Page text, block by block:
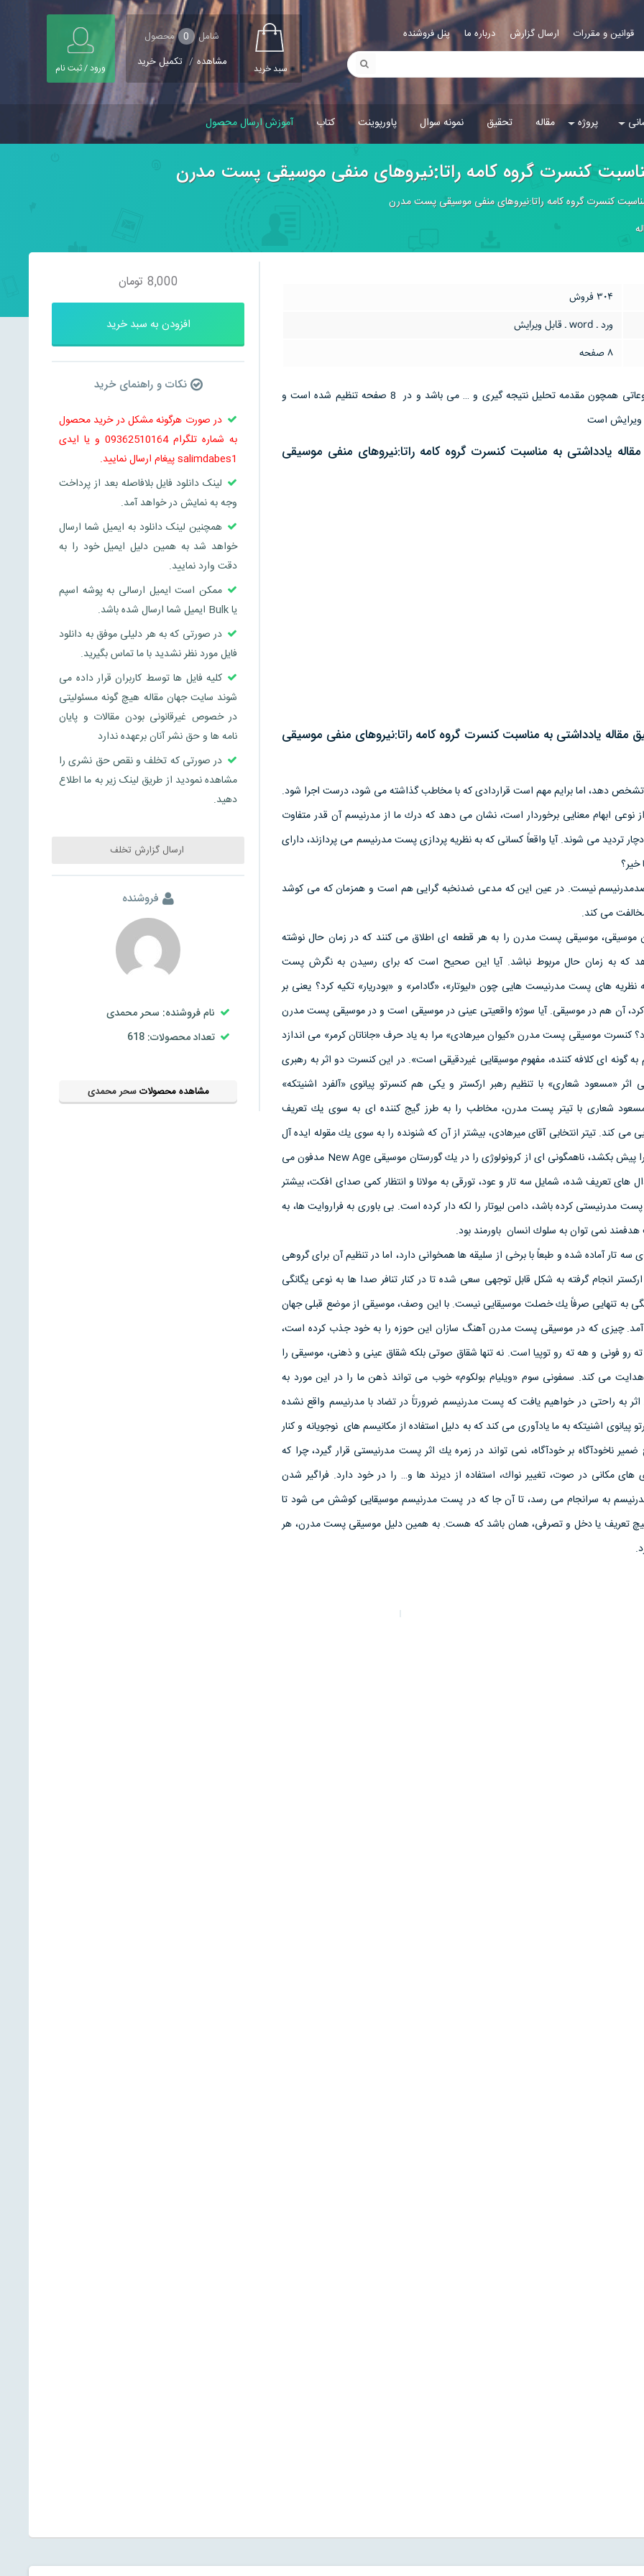
قوانین و مقررات ارسال گزارش درباره ما پنل فروشنده
سبد خرید
شامل 0 محصول
مشاهده / تکمیل خرید ورود / ثبت نام
پروژه مقاله تحقیق نمونه سوال پاورپوینت کتاب آموزش ارسال محصول
كنسرت گروه كامه راتا:نيروهاى منفى موسيقى پست مدرن
كنسرت گروه كامه راتا:نيروهاى منفى موسيقى پست مدرن
304 فروش
ورد ـ word ـ قابل ویرایش
8 صفحه
این تحقیق مقاله دارای موضوعاتی همچون مقدمه تحلیل نتیجه گیری و … می باشد و در 8 صفحه تنظیم شده است و
يادداشتى به مناسبت كنسرت گروه كامه راتا:نيروهاى منفى موسيقى
يادداشتى به مناسبت كنسرت گروه كامه راتا:نيروهاى منفى موسيقى
تشخص دهد، اما برايم مهم است قراردادى كه با مخاطب گذاشته مى شود، درست اجرا شود.
نوعى ابهام معنايى برخوردار است، نشان مى دهد كه درك ما از مدرنيسم آن قدر متفاوت
ترديد مى شوند. آيا واقعاً كسانى كه به نظريه پردازى پست مدرنيسم مى پردازند، داراى
نيست. در عين اين كه مدعى ضدنخبه گرايى هم است و همزمان كه مى كوشد
مخالفت مى كند.
موسيقى، موسيقى پست مدرن را به هر قطعه اى اطلاق مى كنند كه در زمان حال نوشته
كه به زمان حال مربوط نباشد. آيا اين صحيح است كه براى رسيدن به نگرش پست
هاى پست مدرنيست هايى چون «ليوتار»، «گادامر» و «بودريار» تكيه كرد؟ يعنى بر
كرد، آن هم در موسيقى. آيا سوژه واقعيتى عينى در موسيقى است و در موسيقى پست مدرن
كنسرت موسيقى پست مدرن «كيوان ميرهادى» مرا به ياد حرف «جاناتان كرمر» مى اندازد
گونه اى كلافه كننده، مفهوم موسيقايى غيردقيقى است». در اين كنسرت دو اثر به رهبرى
«مسعود شعارى» با تنظيم رهبر اركستر و يكى هم كنسرتو پيانوى «آلفرد اشنيتكه»
شعارى با تيتر پست مدرن، مخاطب را به طرز گيج كننده اى به سوى يك تعريف
مى كند. تيتر انتخابى آقاى ميرهادى، بيشتر از آن كه شنونده را به سوى يك مقوله ايده آل
هدايت كند و يك روش اجرا را پيش بكشد، ناهمگونى اى از كرونولوژى را در يك گورستان موسيقى New Age مدفون مى
هاى تعريف شده، شمايل سه تار و عود، تورقى به مولانا و انتظار كمى صداى افكت، بيشتر
مدرنيستى كرده باشد، دامن ليوتار را لكه دار كرده است. بى باورى به فراروايت ها، به
نمى توان به سلوك انسان باورمند بود.
سه تار آماده شده و طبعاً با برخى از سليقه ها همخوانى دارد، اما در تنظيم آن براى گروهى
انجام گرفته به شكل قابل توجهى سعى شده تا در كنار تنافر صدا ها به نوعى يگانگى
به تنهايى صرفاً يك خصلت موسيقايى نيست. با اين وصف، موسيقى از موضع قبلى جهان
چيزى كه در موسيقى پست مدرن آهنگ سازان اين حوزه را به خود جذب كرده است،
فونى و هه ته رو توپيا است. نه تنها شقاق صوتى بلكه شقاق عينى و ذهنى، موسيقى را
مى كند. سمفونى سوم «ويليام بولكوم» خوب مى تواند ذهن ما را در اين مورد به
به راحتى در خواهيم يافت كه پست مدرنيسم ضرورتاً در تضاد با مدرنيسم واقع نشده
اشنيتكه به ما يادآورى مى كند كه به دليل استفاده از مكانيسم هاى نوجويانه و كنار
ناخودآگاه بر خودآگاه، نمى تواند در زمره يك اثر پست مدرنيستى قرار گيرد، چرا كه
مكانى در صوت، تغيير نواك، استفاده از ديرند ها و… را در خود دارد. فراگير شدن
به سرانجام مى رسد، تا آن جا كه در پست مدرنيسم موسيقايى كوشش مى شود تا
تعريف يا دخل و تصرفى، همان باشد كه هست. به همين دليل موسيقى پست مدرن، هر
8,000 تومان
افزودن به سبد خرید
نکات و راهنمای خرید
در صورت هرگونه مشکل در خرید محصول
به شماره تلگرام 09362510164 و یا ایدی
salimdabes1 پیغام ارسال نمایید.
لینک دانلود فایل بلافاصله بعد از پرداخت
وجه به نمایش در خواهد آمد.
همچنین لینک دانلود به ایمیل شما ارسال
خواهد شد به همین دلیل ایمیل خود را به
دقت وارد نمایید.
ممکن است ایمیل ارسالی به پوشه اسپم
یا Bulk ایمیل شما ارسال شده باشد.
در صورتی که به هر دلیلی موفق به دانلود
فایل مورد نظر نشدید با ما تماس بگیرید.
کلیه فایل ها توسط کاربران قرار داده می
شوند سایت جهان مقاله هیچ گونه مسئولیتی
در خصوص غیرقانونی بودن مقالات و پایان
نامه ها و حق نشر آنان برعهده ندارد
در صورتی که تخلف و نقص حق نشری را
مشاهده نمودید از طریق لینک زیر به ما اطلاع
دهید.
ارسال گزارش تخلف
فروشنده
نام فروشنده: سحر محمدی
تعداد محصولات: 618
مشاهده محصولاتسحر محمدی